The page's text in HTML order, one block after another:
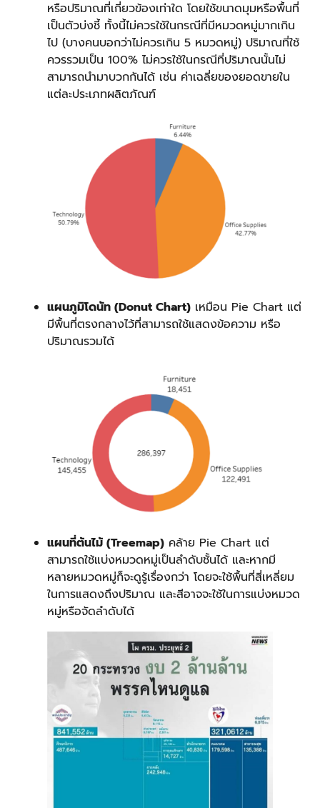
หรือปริมาณที่เกี่ยวข้องเท่าใด โดยใช้ขนาดมุมหรือพื้นที่
เป็นตัวบ่งชี้ ทั้งนี้ไม่ควรใช้ในกรณีที่มีหมวดหมู่มากเกิน
ไป (บางคนบอกว่าไม่ควรเกิน 5 หมวดหมู่) ปริมาณที่ใช้
ควรรวมเป็น 100% ไม่ควรใช้ในกรณีที่ปริมาณนั้นไม่
สามารถนำมาบวกกันได้ เช่น ค่าเฉลี่ยของยอดขายใน
แต่ละประเภทผลิตภัณฑ์
แผนภูมิโดนัท (Donut Chart) เหมือน Pie Chart แต่
มีพื้นที่ตรงกลางไว้ที่สามารถใช้แสดงข้อความ หรือ
ปริมาณรวมได้
แผนที่ต้นไม้ (Treemap) คล้าย Pie Chart แต่
สามารถใช้แบ่งหมวดหมู่เป็นลำดับชั้นได้ และหากมี
หลายหมวดหมู่ก็จะดูรู้เรื่องกว่า โดยจะใช้พื้นที่สี่เหลี่ยม
ในการแสดงถึงปริมาณ และสีอาจจะใช้ในการแบ่งหมวด
หมู่หรือจัดลำดับได้